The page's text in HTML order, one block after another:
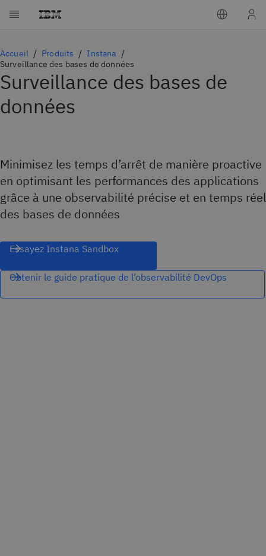
Accueil Produits
Instana
Surveillance des bases de données
Surveillance des bases de
données
Minimisez les temps d’arrêt de manière proactive
en optimisant les performances des applications
grâce à une observabilité précise et en temps réel
des bases de données
Essayez Instana Sandbox
Obtenir le guide pratique de l’observabilité DevOps